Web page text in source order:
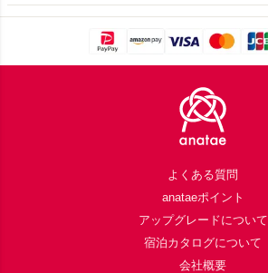
よくある質問
anataeポイント
アップグレードについて
宿泊カタログについて
会社概要